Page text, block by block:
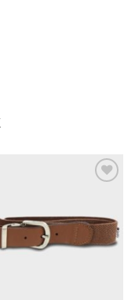
επιθυμητών